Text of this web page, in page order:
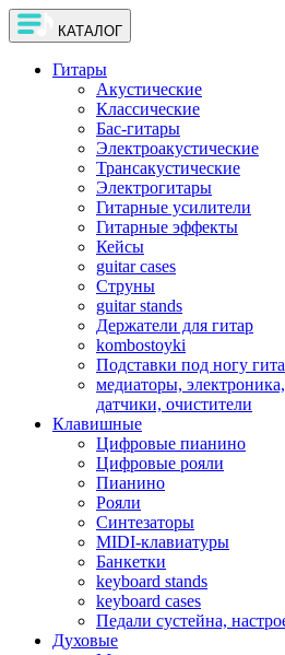
КАТАЛОГ
Гитары
Акустические
Классические
Бас-гитары
Электроакустические
Трансакустические
Электрогитары
Гитарные усилители
Гитарные эффекты
Кейсы
guitar cases
Струны
guitar stands
Держатели для гитар
kombostoyki
Подставки под ногу
медиаторы,
датчики, очистители
Клавишные
Цифровые пианино
Цифровые рояли
Пианино
Рояли
Синтезаторы
MIDI-клавиатуры
Банкетки
keyboard stands
keyboard cases
Педали сустейна,
Духовые